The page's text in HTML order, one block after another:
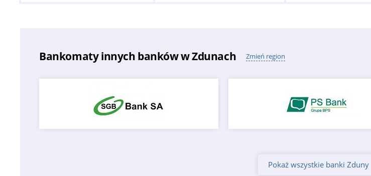
Bankomaty innych banków w Zdunach Zmień region
Pokaż wszystkie banki Zduny